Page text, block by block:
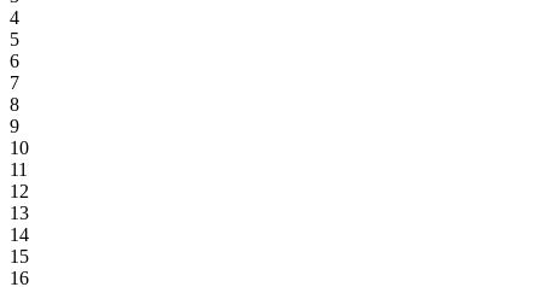
4
5
6
7
8
9
10
11
12
13
14
15
16